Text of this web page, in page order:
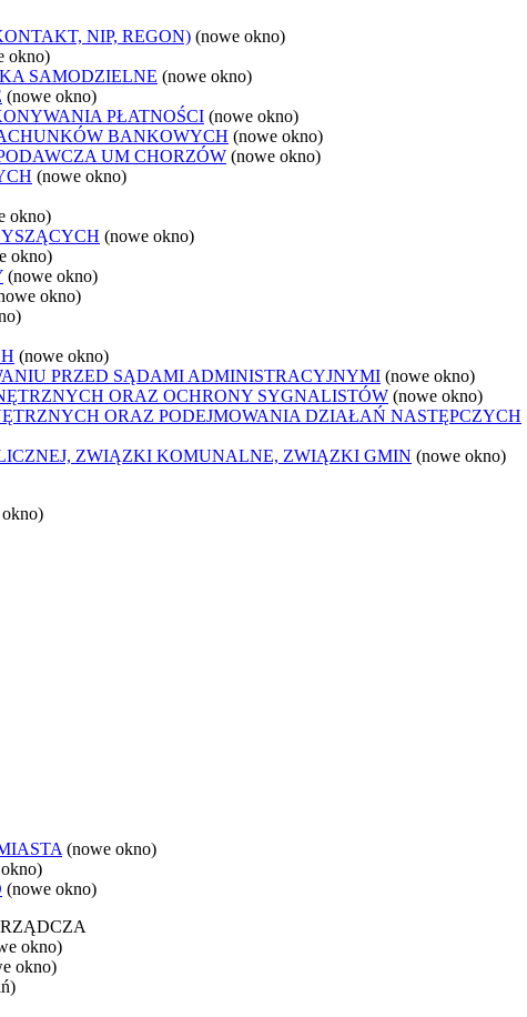
NIP, REGON) (nowe okno)
okno)
SAMODZIELNE (nowe okno)
(nowe okno)
PŁATNOŚCI (nowe okno)
BANKOWYCH (nowe okno)
UM CHORZÓW (nowe okno)
(nowe okno)
okno)
(nowe okno)
okno)
(nowe okno)
okno)
(nowe okno)
PRZED SĄDAMI ADMINISTRACYJNYMI (nowe okno)
ORAZ OCHRONY SYGNALISTÓW (nowe okno)
ORAZ PODEJMOWANIA DZIAŁAŃ NASTĘPCZYCH
ZWIĄZKI KOMUNALNE, ZWIĄZKI GMIN (nowe okno)
(nowe okno)
(nowe okno)
okno)
okno)